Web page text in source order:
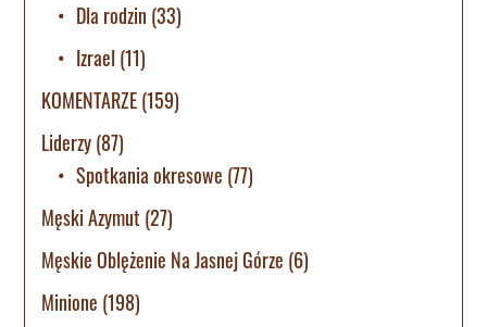
Dla rodzin (33)
Izrael (11)
KOMENTARZE(159)
Liderzy(87)
Spotkania okresowe (77)
Męski Azymut (27)
Męskie Oblężenie Na Jasnej Górze (6)
Minione (198)